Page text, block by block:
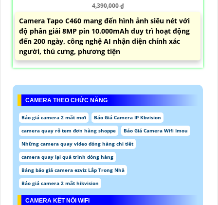
4,390,000 ₫
Camera Tapo C460 mang đến hình ảnh siêu nét với
độ phân giải 8MP pin 10.000mAh duy trì hoạt động
đến 200 ngày, công nghệ AI nhận diện chính xác
người, thú cưng, phương tiện
CAMERA THEO CHỨC NĂNG
Báo giá camera 2 mắt mơi
Báo Giá Camera IP Kbvision
camera quay rõ tem đơn hàng shoppe
Báo Giá Camera Wifi Imou
Những camera quay video đóng hàng chi tiết
camera quay lại quá trình đóng hàng
Bảng báo giá camera ezviz Lắp Trong Nhà
Báo giá camera 2 mắt hikvision
CAMERA KẾT NỐI WIFI